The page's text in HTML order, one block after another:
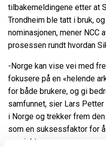
tilbakemeldingene etter at
Trondheim ble tatt i bruk,
nominasjonen, mener NCC
prosessen rundt hvordan
-Norge kan vise vei med
fokusere på en «helende
for både brukere, og gi
samfunnet, sier Lars
i Norge og trekker frem
som en suksessfaktor for
prosjekter.